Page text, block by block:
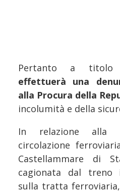
Pertanto a titolo
effettuerà una
alla Procura della
incolumità e della
In relazione alla
circolazione
Castellammare di
cagionata dal treno
sulla tratta